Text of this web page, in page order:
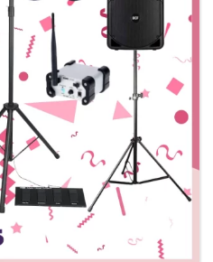
Toevoegen
aan
verlanglijst